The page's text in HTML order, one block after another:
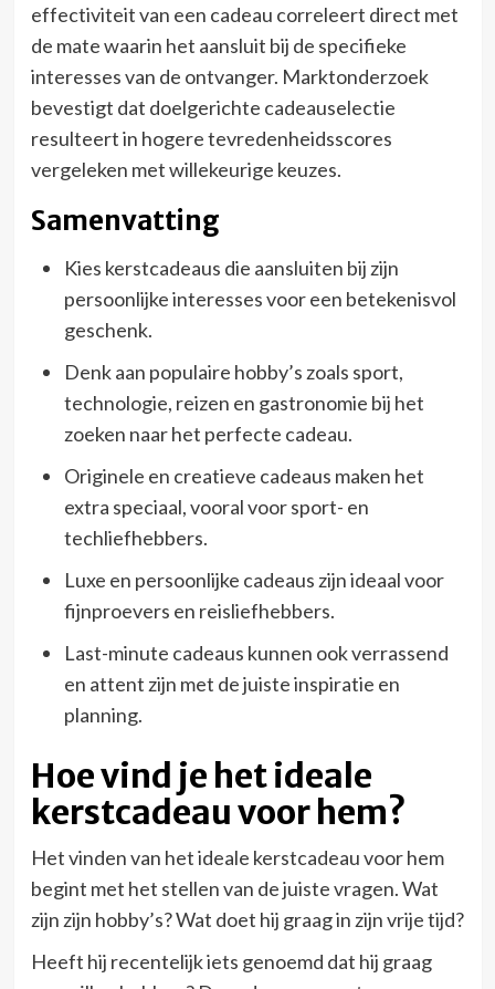
effectiviteit van een cadeau correleert direct met
de mate waarin het aansluit bij de specifieke
interesses van de ontvanger. Marktonderzoek
bevestigt dat doelgerichte cadeauselectie
resulteert in hogere tevredenheidsscores
vergeleken met willekeurige keuzes.
Samenvatting
Kies kerstcadeaus die aansluiten bij zijn
persoonlijke interesses voor een betekenisvol
geschenk.
Denk aan populaire hobby’s zoals sport,
technologie, reizen en gastronomie bij het
zoeken naar het perfecte cadeau.
Originele en creatieve cadeaus maken het
extra speciaal, vooral voor sport- en
techliefhebbers.
Luxe en persoonlijke cadeaus zijn ideaal voor
fijnproevers en reisliefhebbers.
Last-minute cadeaus kunnen ook verrassend
en attent zijn met de juiste inspiratie en
planning.
Hoe vind je het ideale
kerstcadeau voor hem?
Het vinden van het ideale kerstcadeau voor hem
begint met het stellen van de juiste vragen. Wat
zijn zijn hobby’s? Wat doet hij graag in zijn vrije tijd?
Heeft hij recentelijk iets genoemd dat hij graag